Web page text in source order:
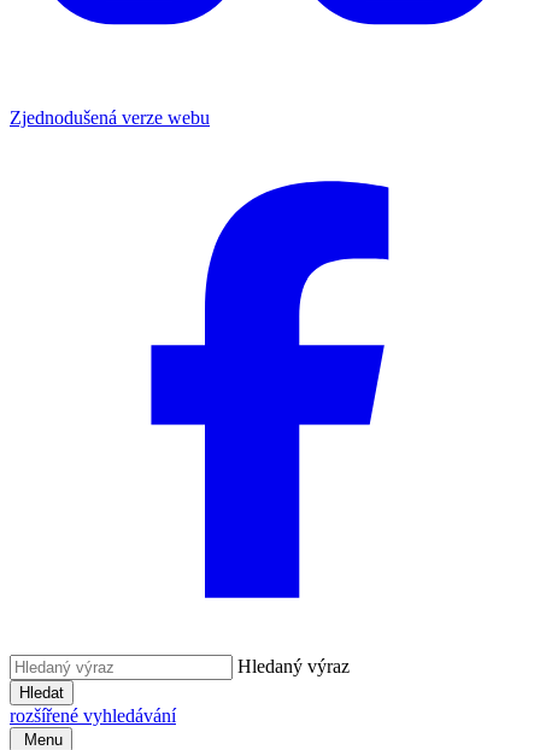
Zjednodušená verze webu
Hledaný výraz
Hledat
rozšířené vyhledávání
Menu